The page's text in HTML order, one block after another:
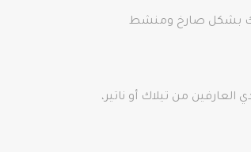
بشكل صارخ ومنشط
من تيلاك أو ناتير،